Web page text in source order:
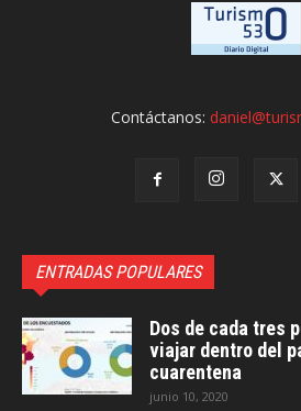
Contáctanos:
ENTRADAS POPULARES
Dos de cada tres
viajar dentro del
cuarentena
junio 10, 2020